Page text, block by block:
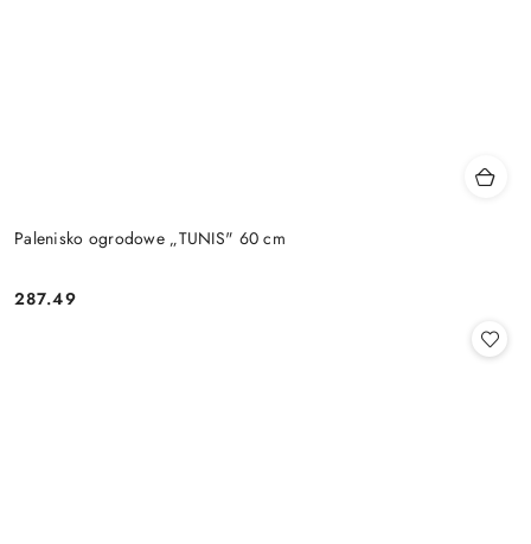
Palenisko ogrodowe „TUNIS" 60 cm
Cena:
287.49